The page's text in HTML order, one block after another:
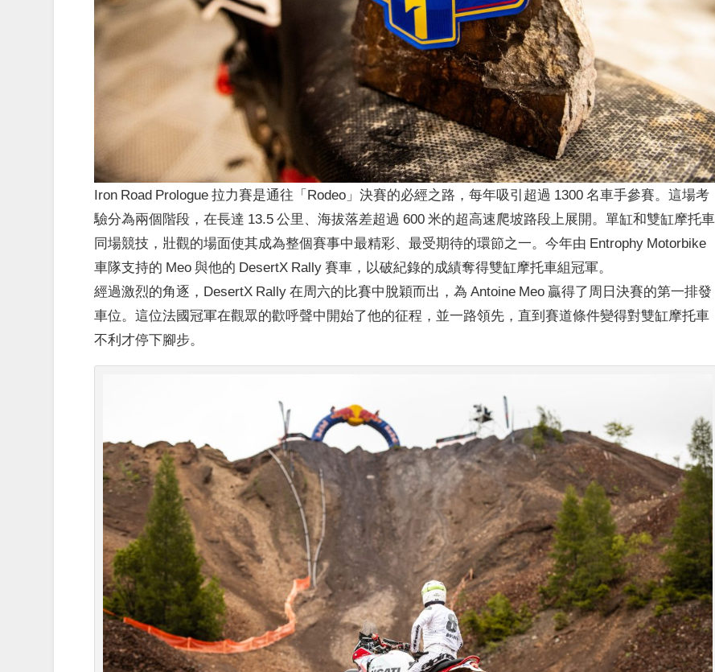
Iron Road Prologue 拉力賽是通往「Rodeo」決賽的必經之路，每年吸引超過 1300 名車手參賽。這場考
驗分為兩個階段，在長達 13.5 公里、海拔落差超過 600 米的超高速爬坡路段上展開。單缸和雙缸摩托車
同場競技，壯觀的場面使其成為整個賽事中最精彩、最受期待的環節之一。今年由 Entrophy Motorbike
車隊支持的 Meo 與他的 DesertX Rally 賽車，以破紀錄的成績奪得雙缸摩托車組冠軍。
經過激烈的角逐，DesertX Rally 在周六的比賽中脫穎而出，為 Antoine Meo 贏得了周日決賽的第一排發
車位。這位法國冠軍在觀眾的歡呼聲中開始了他的征程，並一路領先，直到賽道條件變得對雙缸摩托車
不利才停下腳步。